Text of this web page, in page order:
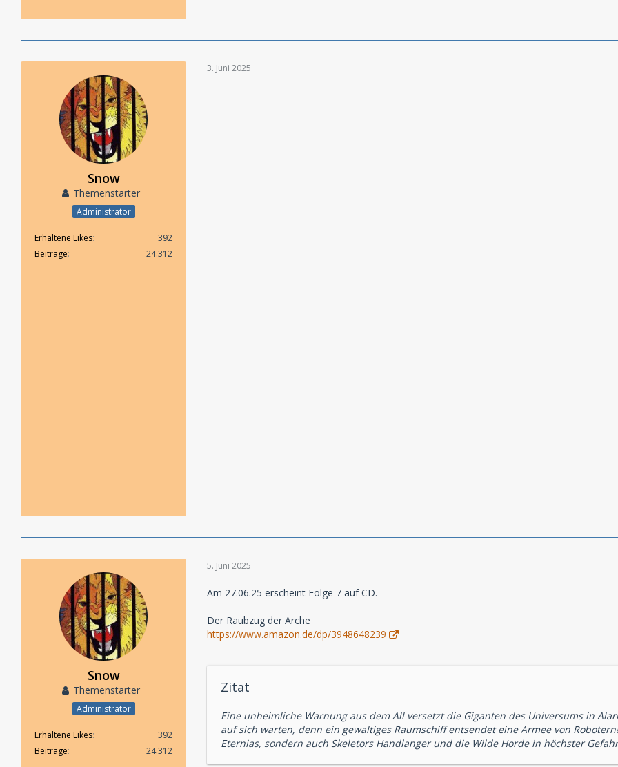
Snow
Themenstarter
Administrator
Erhaltene Likes
392
Beiträge
24.312
3. Juni 2025
Snow
Themenstarter
Administrator
Erhaltene Likes
392
Beiträge
24.312
5. Juni 2025
Am 27.06.25 erscheint Folge 7 auf CD.
Der Raubzug der Arche
https://www.amazon.de/dp/3948648239
Zitat
Eine unheimliche Warnung aus dem All versetzt die Giganten des Universums in
auf sich warten, denn ein gewaltiges Raumschiff entsendet eine Armee von
Eternias, sondern auch Skeletors Handlanger und die Wilde Horde in höchster